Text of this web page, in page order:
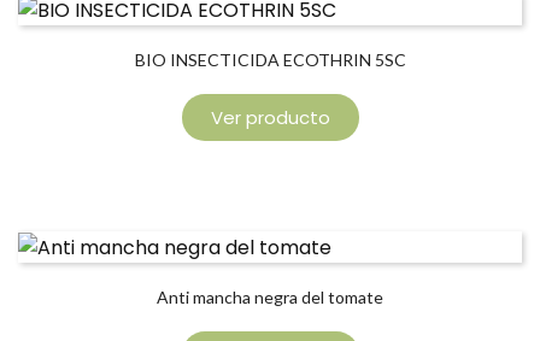
BIO INSECTICIDA ECOTHRIN 5SC
Ver producto
Anti mancha negra del tomate